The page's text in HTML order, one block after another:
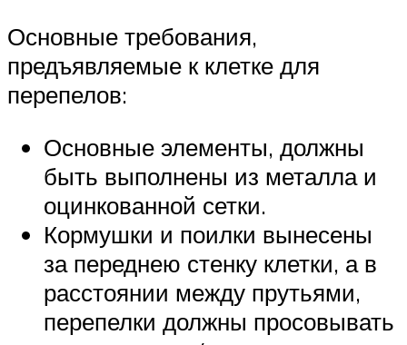
Основные требования,
предъявляемые к клетке для
перепелов:
Основные элементы, должны
быть выполнены из металла и
оцинкованной сетки.
Кормушки и поилки вынесены
за переднею стенку клетки, а в
расстоянии между прутьями,
перепелки должны просовывать